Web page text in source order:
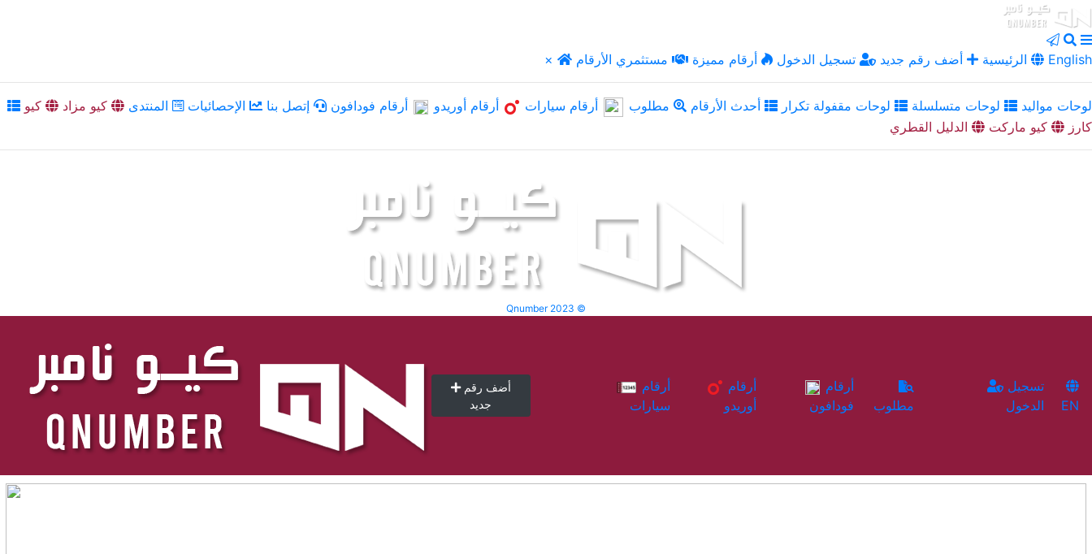
× الرئيسية أضف رقم جديد تسجيل الدخول أرقام مميزة مستثمري الأرقام English
لوحات مواليد لوحات متسلسلة لوحات مقفولة تكرار أحدث الأرقام مطلوب أرقام سيارات أرقام أوريدو أرقام فودافون إتصل بنا الإحصائيات المنتدى كيو مزاد
كيو
كارز
كيو ماركت الدليل القطري
Qnumber 2023 ©
أضف رقم
جديد
سيارات
أوريدو
فودافون
مطلوب
الدخول
EN